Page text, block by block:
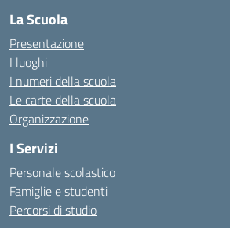
La Scuola
Presentazione
I luoghi
I numeri della scuola
Le carte della scuola
Organizzazione
I Servizi
Personale scolastico
Famiglie e studenti
Percorsi di studio